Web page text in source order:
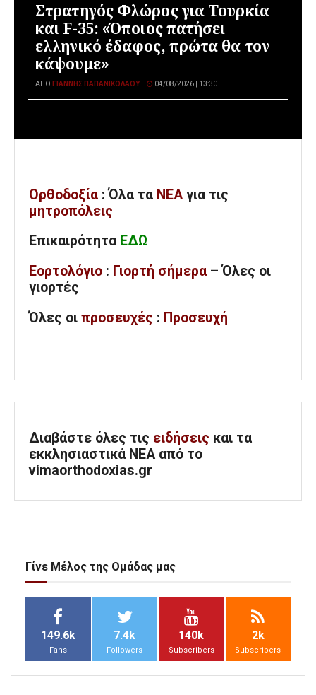
Στρατηγός Φλώρος για Τουρκία
και F-35: «Όποιος πατήσει
ελληνικό έδαφος, πρώτα θα τον
κάψουμε»
ΑΠΌ ΓΙΆΝΝΗΣ ΠΑΠΑΝΙΚΟΛΆΟΥ 04/08/2026 | 13:30
Ορθοδοξία : Όλα τα ΝΕΑ για τις
μητροπόλεις
Επικαιρότητα ΕΔΩ
Εορτολόγιο : Γιορτή σήμερα – Όλες οι
γιορτές
Όλες οι προσευχές : Προσευχή
Διαβάστε όλες τις ειδήσεις και τα
εκκλησιαστικά ΝΕΑ από το
vimaorthodoxias.gr
Γίνε Μέλος της Ομάδας μας
149.6k
Fans
7.4k
Followers
140k
Subscribers
2k
Subscribers